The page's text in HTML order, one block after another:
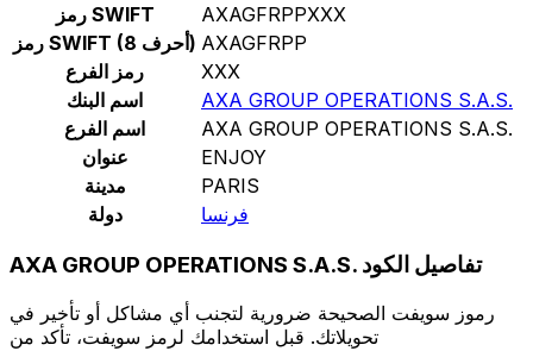
رمز SWIFT
AXAGFRPPXXX
رمز SWIFT (8 أحرف) AXAGFRPP
رمز الفرع
XXX
اسم البنك
AXA GROUP OPERATIONS S.A.S.
اسم الفرع
AXA GROUP OPERATIONS S.A.S.
عنوان
ENJOY
مدينة
PARIS
دولة
فرنسا
AXA GROUP OPERATIONS S.A.S. تفاصيل الكود
رموز سويفت الصحيحة ضرورية لتجنب أي مشاكل أو تأخير في
تحويلاتك. قبل استخدامك لرمز سويفت، تأكد من